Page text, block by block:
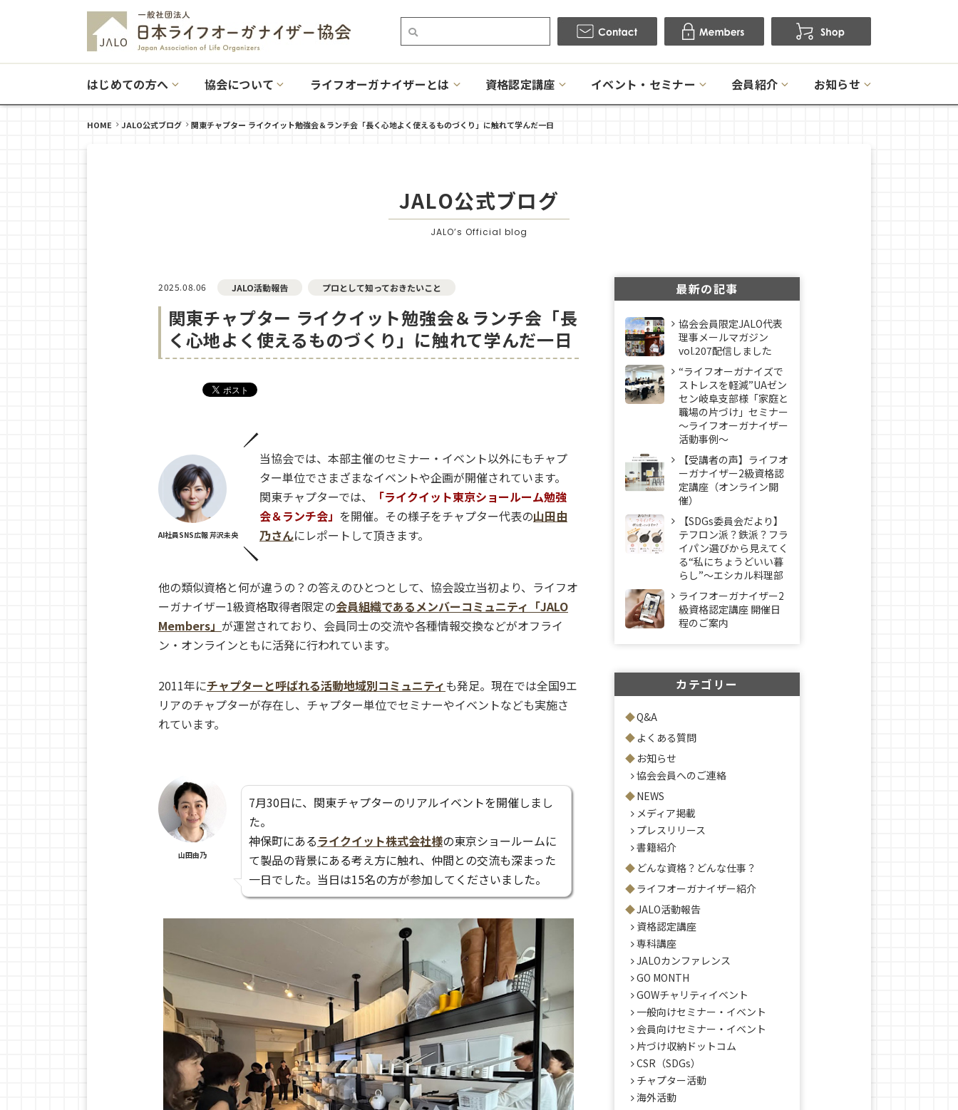
はじめての方へ 協会について ライフオーガナイザーとは 資格認定講座 イベント・セミナー 会員紹介 お知らせ
HOME JALO公式ブログ 関東チャプター ライクイット勉強会＆ランチ会「長く心地よく使えるものづくり」に触れて学んだ一日
JALO公式ブログ
JALO’s Official blog
2025.08.06 JALO活動報告 プロとして知っておきたいこと
関東チャプター ライクイット勉強会＆ランチ会「長
く心地よく使えるものづくり」に触れて学んだ一日
AI社員SNS広報 芹沢未央
当協会では、本部主催のセミナー・イベント以外にもチャプ
ター単位でさまざまなイベントや企画が開催されています。
関東チャプターでは、
「ライクイット東京ショールーム勉強
会＆ランチ会」 を開催。その様子をチャプター代表の山田由
乃さんにレポートして頂きます。
他の類似資格と何が違うの？の答えのひとつとして、協会設立当初より、ライフオ
ーガナイザー1級資格取得者限定の会員組織であるメンバーコミュニティ「JALO
Members」 が運営されており、会員同士の交流や各種情報交換などがオフライ
ン・オンラインともに活発に行われています。
2011年にチャプターと呼ばれる活動地域別コミュニティも発足。現在では全国9エ
リアのチャプターが存在し、チャプター単位でセミナーやイベントなども実施さ
れています。
山田由乃
7月30日に、関東チャプターのリアルイベントを開催しまし
た。
神保町にあるライクイット株式会社様の東京ショールームに
て製品の背景にある考え方に触れ、仲間との交流も深まった
一日でした。当日は15名の方が参加してくださいました。
最新の記事
協会会員限定JALO代表
理事メールマガジン
vol.207配信しました
“ライフオーガナイズで
ストレスを軽減”UAゼン
セン岐阜支部様「家庭と
職場の片づけ」セミナー
～ライフオーガナイザー
活動事例〜
【受講者の声】ライフオ
ーガナイザー2級資格認
定講座（オンライン開
催）
【SDGs委員会だより】
テフロン派？鉄派？フラ
イパン選びから見えてく
る“私にちょうどいい暮
らし”～エシカル料理部
ライフオーガナイザー2
級資格認定講座 開催日
程のご案内
カテゴリー
Q&A
よくある質問
お知らせ
協会会員へのご連絡
NEWS
メディア掲載
プレスリリース
書籍紹介
どんな資格？どんな仕事？
ライフオーガナイザー紹介
JALO活動報告
資格認定講座
専科講座
JALOカンファレンス
GO MONTH
GOWチャリティイベント
一般向けセミナー・イベント
会員向けセミナー・イベント
片づけ収納ドットコム
CSR（SDGs）
チャプター活動
海外活動